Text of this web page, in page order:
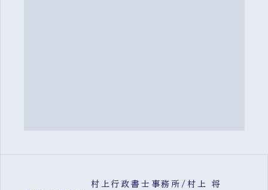
村上行政書士事務所/村上 将